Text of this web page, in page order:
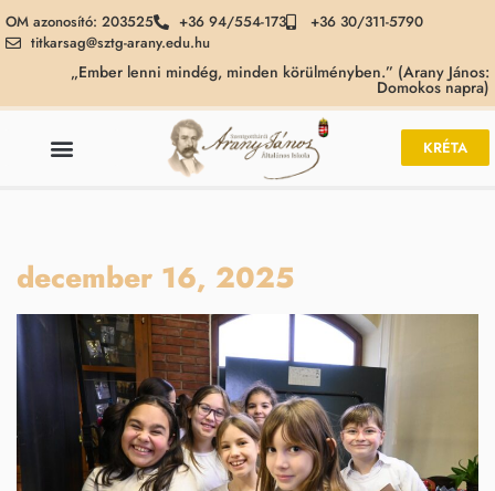
OM azonosító: 203525 +36 94/554-173
+36 30/311-5790
titkarsag@sztg-arany.edu.hu
„Ember lenni mindég, minden körülményben.” (Arany János:
Domokos napra)
KRÉTA
december 16, 2025